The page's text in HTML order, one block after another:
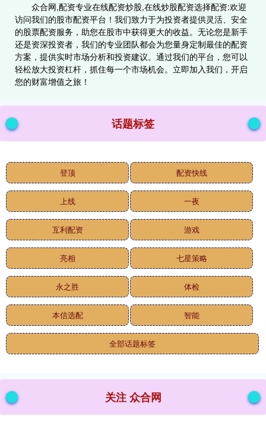
众合网,配资专业在线配资炒股,在线炒股配资选择配资:欢迎
访问我们的股市配资平台！我们致力于为投资者提供灵活、安全
的股票配资服务，助您在股市中获得更大的收益。无论您是新手
还是资深投资者，我们的专业团队都会为您量身定制最佳的配资
方案，提供实时市场分析和投资建议。通过我们的平台，您可以
轻松放大投资杠杆，抓住每一个市场机会。立即加入我们，开启
您的财富增值之旅！
话题标签
登顶 配资快线
上线 一夜
互利配资 游戏
亮相 七星策略
永之胜 体检
本信选配 智能
全部话题标签
关注 众合网